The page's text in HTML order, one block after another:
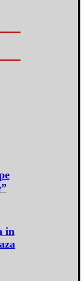
in